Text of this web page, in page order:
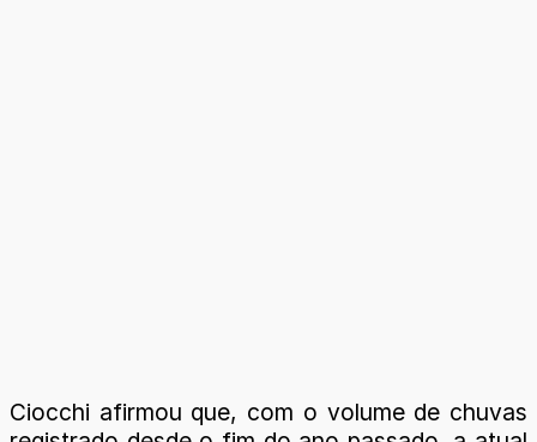
Ciocchi afirmou que, com o volume de chuvas